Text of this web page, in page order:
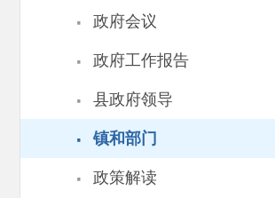
· 政府会议
· 政府工作报告
· 县政府领导
· 镇和部门
· 政策解读